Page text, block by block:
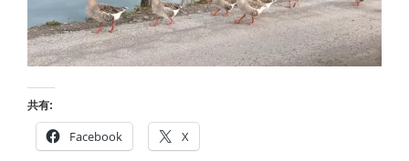
共有:
Facebook X